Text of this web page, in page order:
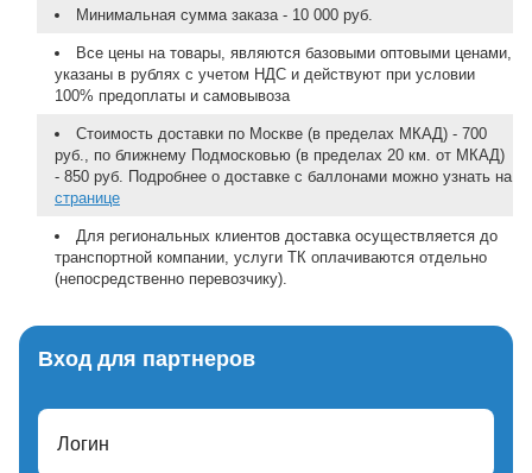
Минимальная сумма заказа - 10 000 руб.
Все цены на товары, являются базовыми оптовыми ценами,
указаны в рублях с учетом НДС и действуют при условии
100% предоплаты и самовывоза
Стоимость доставки по Москве (в пределах МКАД) - 700
руб., по ближнему Подмосковью (в пределах 20 км. от МКАД)
- 850 руб. Подробнее о доставке с баллонами можно узнать на
странице
Для региональных клиентов доставка осуществляется до
транспортной компании, услуги ТК оплачиваются отдельно
(непосредственно перевозчику).
Вход для партнеров
Логин